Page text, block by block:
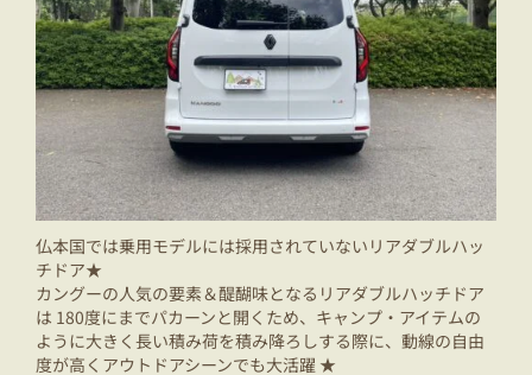
仏本国では乗用モデルには採用されていないリアダブルハッ
チドア★
カングーの人気の要素＆醍醐味となるリアダブルハッチドア
は 180度にまでパカーンと開くため、キャンプ・アイテムの
ように大きく長い積み荷を積み降ろしする際に、動線の自由
度が高くアウトドアシーンでも大活躍 ★